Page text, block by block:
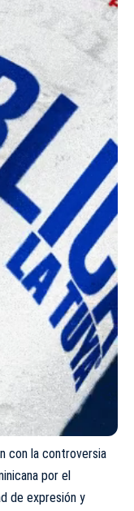
con la controversia
por el
de expresión y